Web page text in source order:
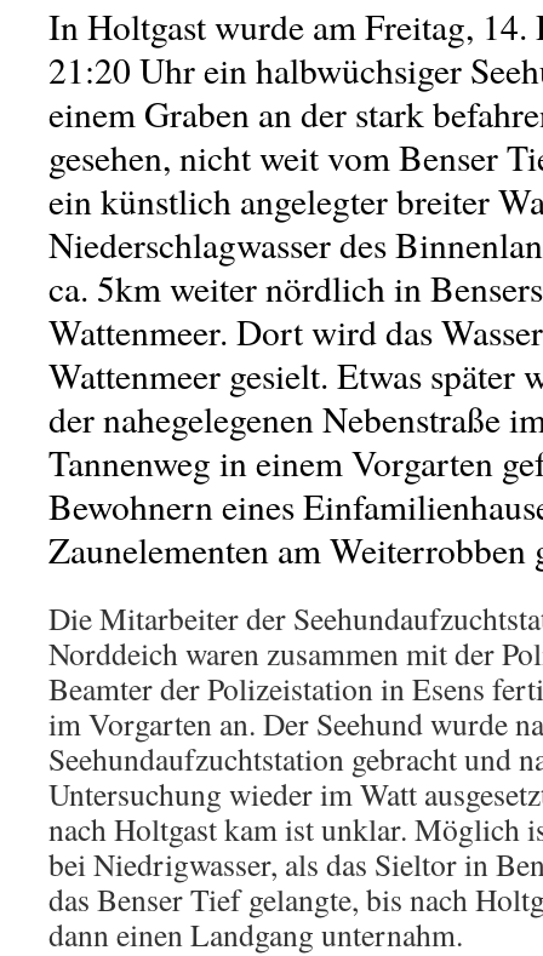
In Holtgast wurde am Freitag, 14.
21:20 Uhr ein halbwüchsiger
einem Graben an der stark
gesehen, nicht weit vom Benser
ein künstlich angelegter breiter
Niederschlagwasser des
ca. 5km weiter nördlich in
Wattenmeer. Dort wird das
Wattenmeer gesielt. Etwas später
der nahegelegenen Nebenstraße
Tannenweg in einem Vorgarten
Bewohnern eines
Zaunelementen am Weiterrobben
Die Mitarbeiter der
Norddeich waren zusammen mit der
Beamter der Polizeistation in Esens
im Vorgarten an. Der Seehund wurde
Seehundaufzuchtstation gebracht und
Untersuchung wieder im Watt
nach Holtgast kam ist unklar. Möglich
bei Niedrigwasser, als das Sieltor in
das Benser Tief gelangte, bis nach
dann einen Landgang unternahm.